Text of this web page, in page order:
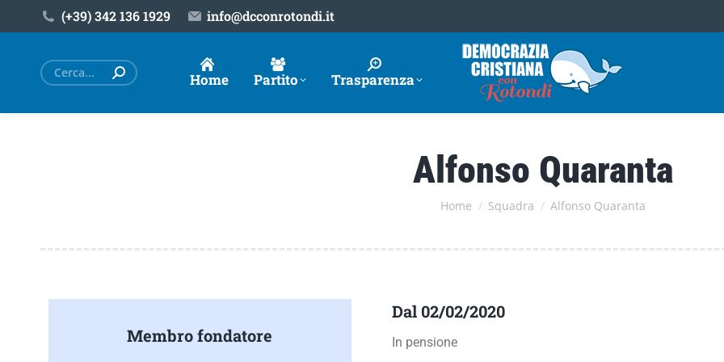
(+39) ‎342 136 1929 info@dcconrotondi.it
Home Partito Trasparenza
Cerca:
Alfonso Quaranta
Tu sei qui:
Home Squadra Alfonso Quaranta
Membro fondatore
Dal 02/02/2020
In pensione